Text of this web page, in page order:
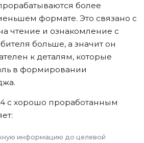
более
формате. Это связано с
чтение и ознакомление с
больше, а значит он
к деталям, которые
в формировании
с хорошо проработанным
информацию до целевой